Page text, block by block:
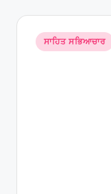
d
Posted
in
ਸਾਹਿਤ ਸਭਿਆਚਾਰ